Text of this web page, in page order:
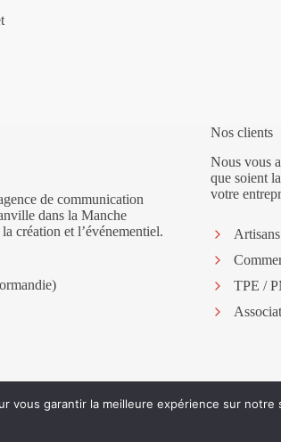
de communication
dans la Manche
création et l’événementiel.
Nos clients
Nous vous
que soient
votre
Artisans
TPE /
Agence de communication - Impression et
vous garantir la meilleure expérience sur